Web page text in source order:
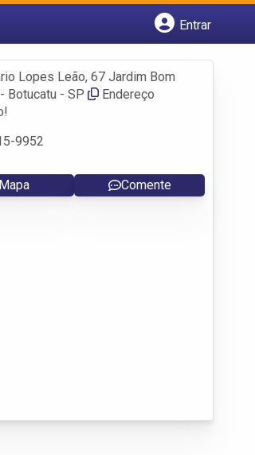
Entrar
Lopes Leão, 67 Jardim Bom
Botucatu - SP
Endereço
9952
Comente